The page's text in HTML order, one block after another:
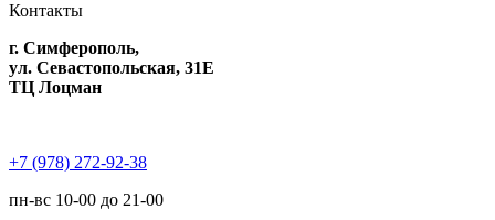
Контакты
г. Симферополь,
ул. Севастопольская, 31Е
ТЦ Лоцман
+7 (978) 272-92-38
пн-вс 10-00 до 21-00